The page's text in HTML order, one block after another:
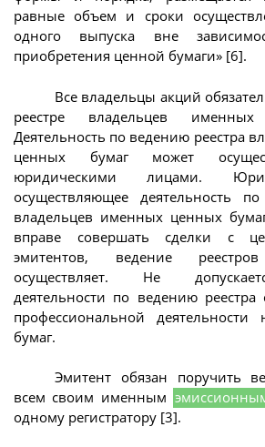
равные объем и сроки
одного выпуска вне
приобретения ценной бумаги» [6].
Все владельцы акций
реестре владельцев
Деятельность по ведению реестра
ценных бумаг может
юридическими лицами.
осуществляющее деятельность
владельцев именных ценных
вправе совершать сделки с
эмитентов, ведение
осуществляет. Не
деятельности по ведению
профессиональной
бумаг.
Эмитент обязан поручить
всем своим именным
одному регистратору [3].